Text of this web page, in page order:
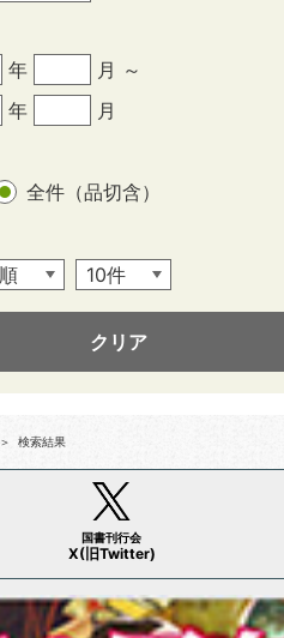
年
月 ～
年
月
全件（品切含）
クリア
＞ 検索結果
国書刊行会
X(旧Twitter)